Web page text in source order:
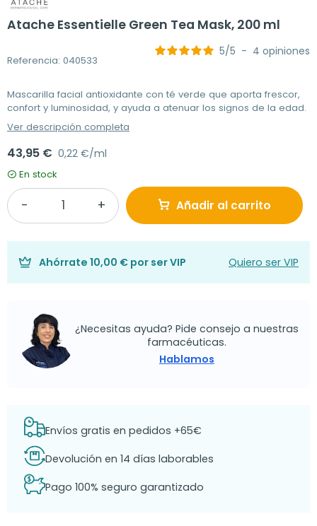
Atache Essentielle Green Tea Mask, 200 ml
Referencia: 040533
5/5 - 4 opiniones
Mascarilla facial antioxidante con té verde que aporta frescor,
confort y luminosidad, y ayuda a atenuar los signos de la edad.
Ver descripción completa
43,95 € 0,22 €/ml
En stock
Añadir al carrito
Ahórrate 10,00 € por ser VIP Quiero ser VIP
¿Necesitas ayuda? Pide consejo a nuestras
farmacéuticas.
Hablamos
Envíos gratis en pedidos +65€
Devolución en 14 días laborables
Pago 100% seguro garantizado